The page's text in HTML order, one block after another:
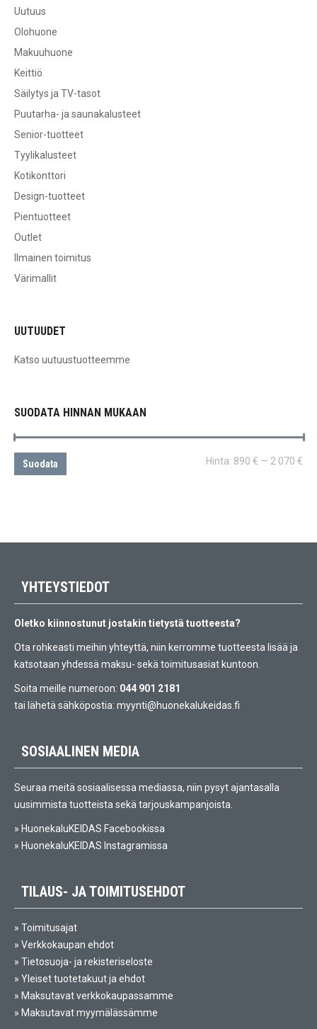
Uutuus
Olohuone
Makuuhuone
Keittiö
Säilytys ja TV-tasot
Puutarha- ja saunakalusteet
Senior-tuotteet
Tyylikalusteet
Kotikonttori
Design-tuotteet
Pientuotteet
Outlet
Ilmainen toimitus
Värimallit
UUTUUDET
Katso uutuustuotteemme
SUODATA HINNAN MUKAAN
Suodata Hinta: 890 € — 2 070 €
YHTEYSTIEDOT
Oletko kiinnostunut jostakin tietystä tuotteesta?
Ota rohkeasti meihin yhteyttä, niin kerromme tuotteesta lisää ja
katsotaan yhdessä maksu- sekä toimitusasiat kuntoon.
Soita meille numeroon: 044 901 2181
tai lähetä sähköpostia: myynti@huonekalukeidas.fi
SOSIAALINEN MEDIA
Seuraa meitä sosiaalisessa mediassa, niin pysyt ajantasalla
uusimmista tuotteista sekä tarjouskampanjoista.
» HuonekaluKEIDAS Facebookissa
» HuonekaluKEIDAS Instagramissa
TILAUS- JA TOIMITUSEHDOT
» Toimitusajat
» Verkkokaupan ehdot
» Tietosuoja- ja rekisteriseloste
» Yleiset tuotetakuut ja ehdot
» Maksutavat verkkokaupassamme
» Maksutavat myymälässämme